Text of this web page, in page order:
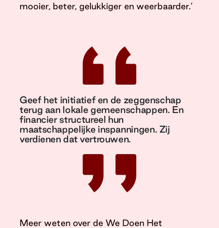
mooier, beter, gelukkiger en weerbaarder.’
Geef het initiatief en de zeggenschap
terug aan lokale gemeenschappen. En
financier structureel hun
maatschappelijke inspanningen. Zij
verdienen dat vertrouwen.
Meer weten over de We Doen Het